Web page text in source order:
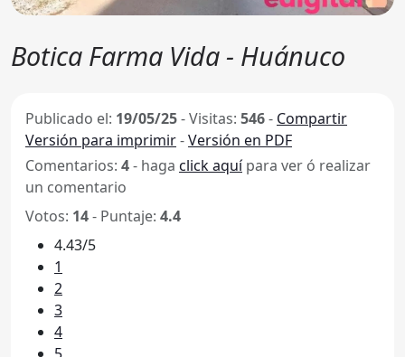
Botica Farma Vida - Huánuco
Publicado el: 19/05/25-Visitas: 546- Compartir
Versión para imprimir-Versión en PDF
Comentarios: 4- haga click aquípara ver ó realizar
un comentario
Votos: 14- Puntaje: 4.4
4.43/5
1
2
3
4
5